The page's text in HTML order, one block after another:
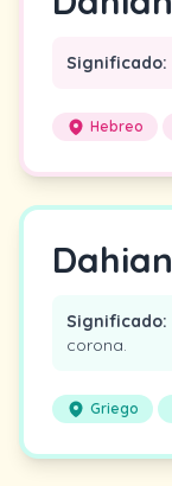
Significado:
Hebreo
Dahian
Significado:
corona.
Griego